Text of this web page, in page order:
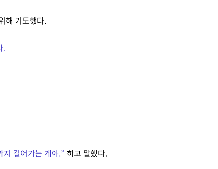
해 기도했다.
.
지 걸어가는 게야.” 하고 말했다.